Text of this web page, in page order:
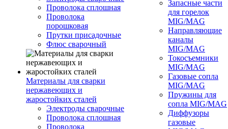
Проволока сплошная
Проволока
порошковая
Прутки присадочные
Флюс сварочный
Материалы для сварки
нержавеющих и
жаростойких сталей
Электроды сварочные
Проволока сплошная
Проволока
Запасные части
для горелок
MIG/MAG
Направляющие
каналы
MIG/MAG
Токосъемники
MIG/MAG
Газовые сопла
MIG/MAG
Пружины для
сопла MIG/MAG
Диффузоры
газовые